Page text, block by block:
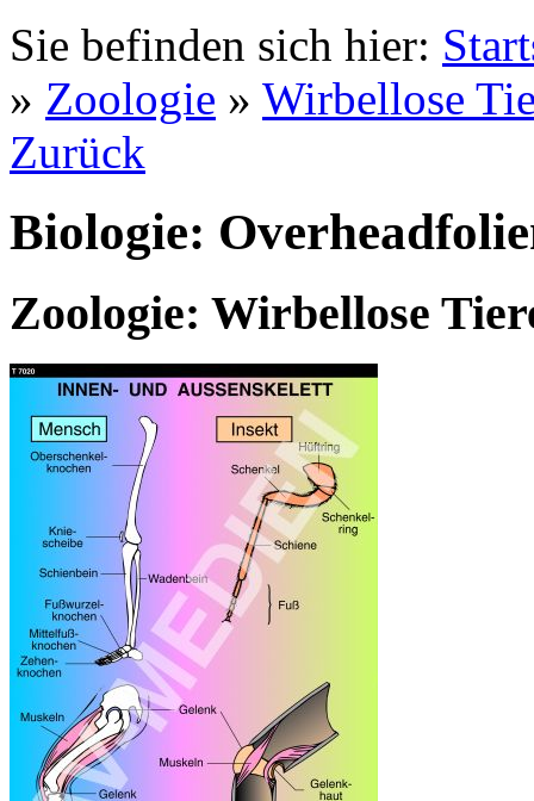
Sie befinden sich hier:
» Zoologie » Wirbellose
Zurück
Biologie:
Zoologie: Wirbellose